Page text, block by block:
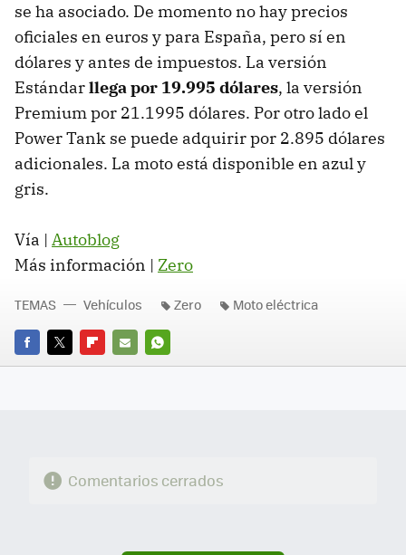
se ha asociado. De momento no hay precios
oficiales en euros y para España, pero sí en
dólares y antes de impuestos. La versión
Estándarllega por 19.995 dólares, la versión
Premium por 21.1995 dólares. Por otro lado el
Power Tank se puede adquirir por 2.895 dólares
adicionales. La moto está disponible en azul y
gris.
Vía | Autoblog
Más información | Zero
FACEBOOK
TWITTERFLIPBOARD
E-
WHATSAPP
TEMAS Vehículos Zero Moto eléctrica
Comentarios cerrados